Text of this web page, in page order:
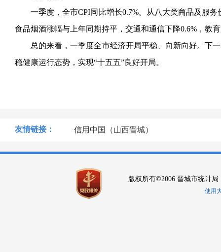
一季度，全市CPI同比增长0.7%。从八大类商品及服
食品烟酒涨幅与上年同期持平，交通和通信下降0.6%，教
总的来看，一季度全市经济开局平稳、向新向好。下
稳健康运行态势，实现“十五五”良好开局。
友情链接： 信用中国（山西晋城）
版权所有©2006 晋城市统计局
使用